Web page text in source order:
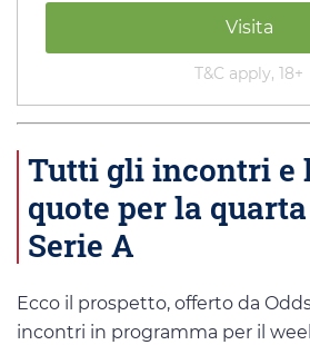
Visita
T&C apply, 18+
Tutti gli incontri e
quote per la
Serie A
Ecco il prospetto, offerto da
incontri in programma per il